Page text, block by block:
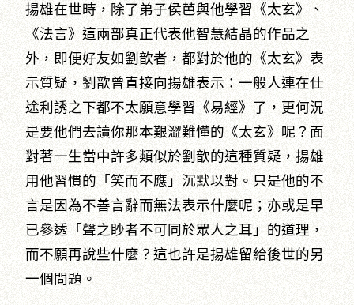
揚雄在世時，除了弟子侯芭與他學習《太玄》、
《法言》這兩部真正代表他智慧結晶的作品之
外，即便好友如劉歆者，都對於他的《太玄》表
示質疑，劉歆曾直接向揚雄表示：一般人連在仕
途利誘之下都不太願意學習《易經》了，更何況
是要他們去讀你那本艱澀難懂的《太玄》呢？面
對著一生當中許多類似於劉歆的這種質疑，揚雄
用他習慣的「笑而不應」沉默以對。只是他的不
言是因為不善言辭而無法表示什麼呢；亦或是早
已參透「聲之眇者不可同於眾人之耳」的道理，
而不願再說些什麼？這也許是揚雄留給後世的另
一個問題。